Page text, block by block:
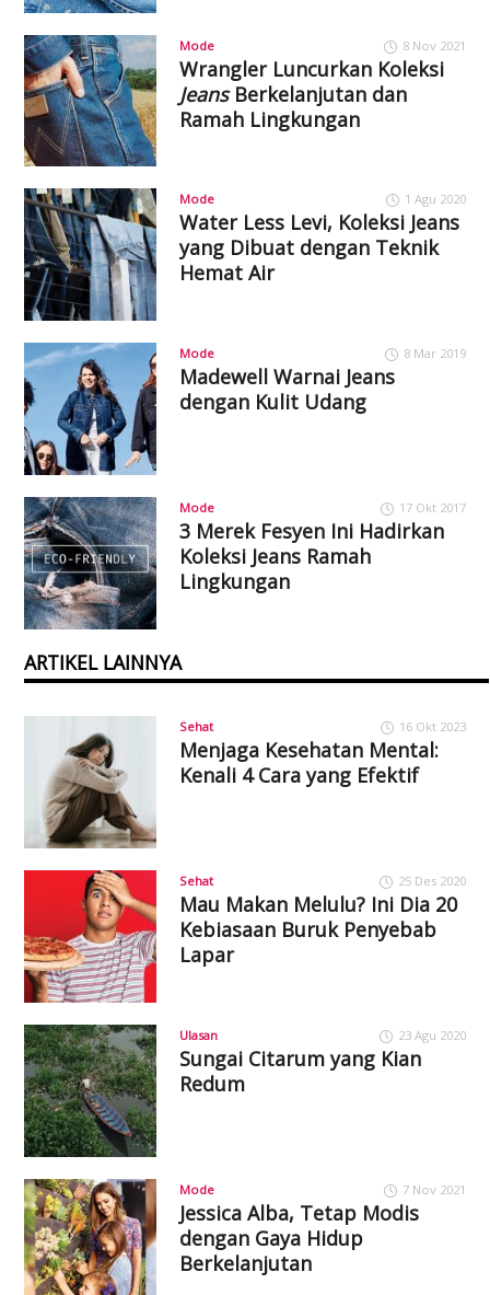
Mode 8 Nov 2021
Wrangler Luncurkan Koleksi
JeansBerkelanjutan dan
Ramah Lingkungan
Mode 1 Agu 2020
Water Less Levi, Koleksi Jeans
yang Dibuat dengan Teknik
Hemat Air
Mode 8 Mar 2019
Madewell Warnai Jeans
dengan Kulit Udang
Mode 17 Okt 2017
3 Merek Fesyen Ini Hadirkan
Koleksi Jeans Ramah
Lingkungan
ARTIKEL LAINNYA
Sehat 16 Okt 2023
Menjaga Kesehatan Mental:
Kenali 4 Cara yang Efektif
Sehat 25 Des 2020
Mau Makan Melulu? Ini Dia 20
Kebiasaan Buruk Penyebab
Lapar
Ulasan 23 Agu 2020
Sungai Citarum yang Kian
Redum
Mode 7 Nov 2021
Jessica Alba, Tetap Modis
dengan Gaya Hidup
Berkelanjutan